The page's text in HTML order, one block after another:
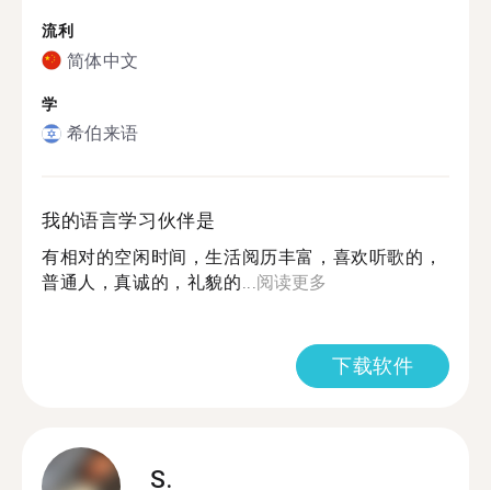
流利
简体中文
学
希伯来语
我的语言学习伙伴是
有相对的空闲时间，生活阅历丰富，喜欢听歌的，
普通人，真诚的，礼貌的...阅读更多
下载软件
S.